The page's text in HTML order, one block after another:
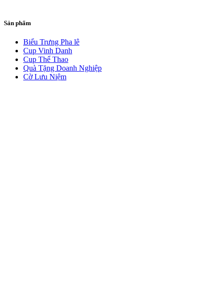
Sản phẩm
Biểu Trưng Pha lê
Cup Vinh Danh
Cup Thể Thao
Quà Tặng Doanh Nghiệp
Cờ Lưu Niệm